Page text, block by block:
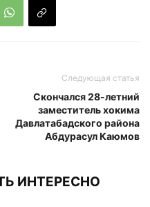
Следующая статья
Скончался 28-летний
заместитель хокима
Давлатабадского района
Абдурасул Каюмов
ИНТЕРЕСНО